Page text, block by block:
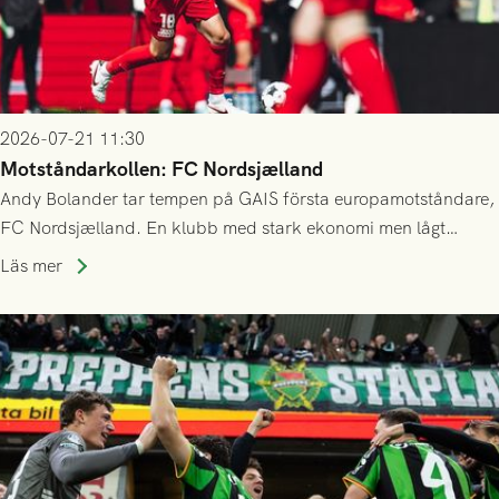
2026-07-21 11:30
Motståndarkollen: FC Nordsjælland
Andy Bolander tar tempen på GAIS första europamotståndare,
FC Nordsjælland. En klubb med stark ekonomi men lågt
publiksnitt, ett lag med både kollektiv styrka och individuell
Läs mer